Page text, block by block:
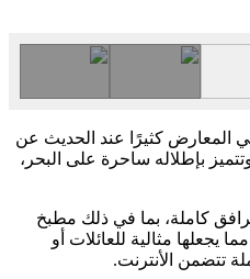
المعارض كثيرًا عند الحديث عن
بإطلاله ساحرة على البحر،
كاملة، بما في ذلك مطبخ
مثالية للعائلات أو
تتضمن الأنترنت.